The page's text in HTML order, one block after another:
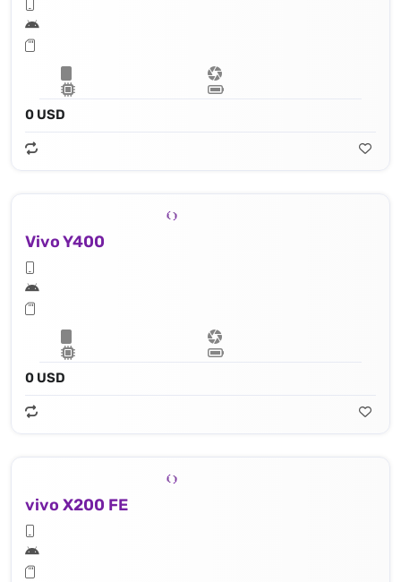
0 USD
Vivo Y400
0 USD
vivo X200 FE